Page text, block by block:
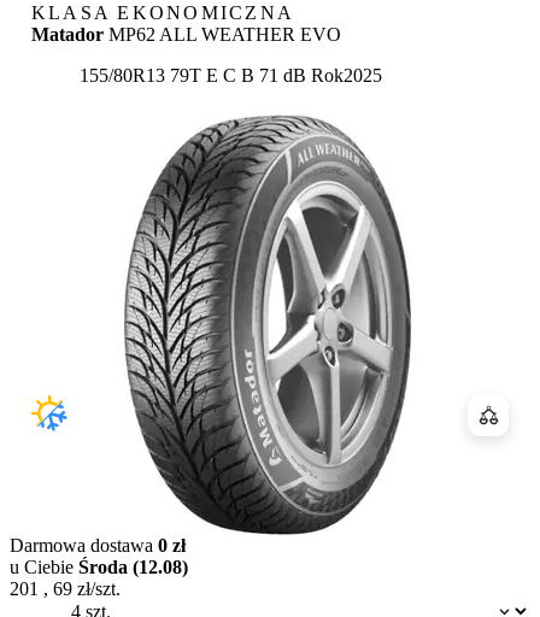
KLASA EKONOMICZNA
Matador MP62 ALL WEATHER EVO
155/80R13 79T Etykieta:
E C B 71 dB Rok2025
Dostępność:
Darmowa dostawa 0 zł
u Ciebie Środa (12.08)
201 , 69 zł/szt.